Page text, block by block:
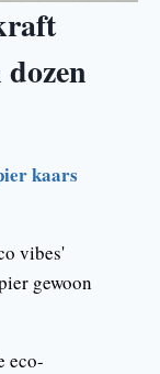
kaars
vibes'
gewoon
eco-